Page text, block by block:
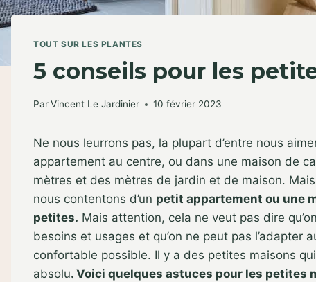
TOUT SUR LES PLANTES
5 conseils pour les
ParVincent Le Jardinier 10 février 2023
Ne nous leurrons pas, la plupart d’entre nous
appartement au centre, ou dans une maison de
mètres et des mètres de jardin et de maison.
nous contentons d’un petit appartement ou une
petites. Mais attention, cela ne veut pas dire
besoins et usages et qu’on ne peut pas l’adapter
confortable possible. Il y a des petites maisons
absolu. Voici quelques astuces pour les petites